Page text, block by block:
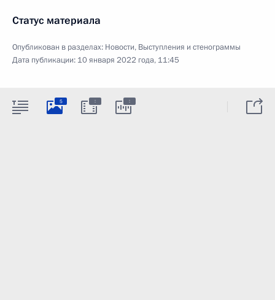
Статус материала
Опубликован в разделах: Новости, Выступления и стенограммы
Дата публикации: 10 января 2022 года, 11:45
5 : :